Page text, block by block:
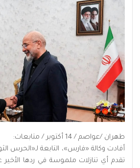
طهران /عواصم / 14 أكتوبر / متابعات:
أفادت وكالة «فارس»، التابعة لـ«الحرس
تقدم أي تنازلات ملموسة في ردها